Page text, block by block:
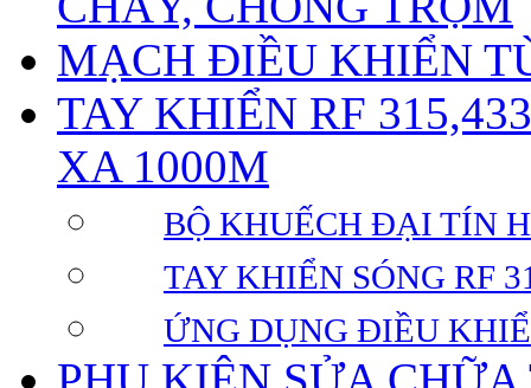
MẠCH ĐIỀU KHIỂN
TAY KHIỂN RF
XA 1000M
BỘ KHUẾCH ĐẠI TÍN
TAY KHIỂN SÓNG RF
ỨNG DỤNG ĐIỀU